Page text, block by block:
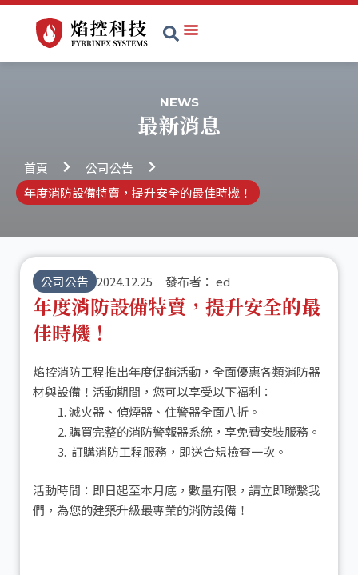
跳
要
NEWS
最新消息
首頁
公司公告
年度消防設備特賣，提升安全的最佳時機！
公司公告 2024.12.25 發布者： ed
年度消防設備特賣，提升安全的最
佳時機！
焰控消防工程推出年度促銷活動，全面優惠各類消防器
材與設備！活動期間，您可以享受以下福利：
滅火器、偵煙器、住警器全面八折。
購買完整的消防警報器系統，享免費安裝服務。
訂購消防工程服務，即送合規檢查一次。
活動時間：即日起至本月底，數量有限，請立即聯繫我
們，為您的建築升級最專業的消防設備！